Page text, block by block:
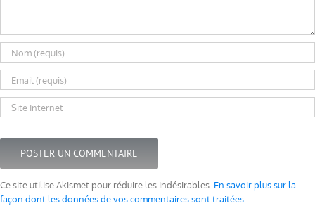
Ce site utilise Akismet pour réduire les indésirables. En savoir plus sur la
façon dont les données de vos commentaires sont traitées.